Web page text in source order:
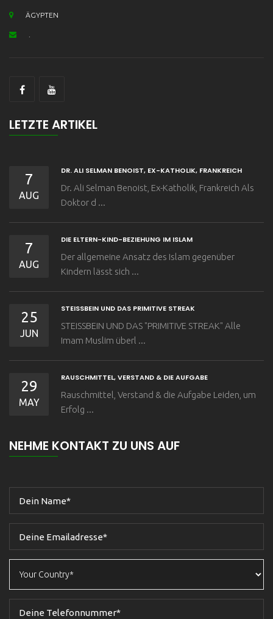
ÄGYPTEN
LETZTE ARTIKEL
7
AUG
DR. ALI SELMAN BENOIST, EX-KATHOLIK, FRANKREICH
Dr. Ali Selman Benoist, Ex-Katholik, Frankreich Als
Doktor d ...
7
AUG
DIE ELTERN-KIND-BEZIEHUNG IM ISLAM
Der allgemeine Ansatz des Islam gegenüber
Kindern lässt sich ...
25
JUN
STEISSBEIN UND DAS PRIMITIVE STREAK
STEISSBEIN UND DAS "PRIMITIVE STREAK" Alle
Imam Muslim überl ...
29
MAY
RAUSCHMITTEL, VERSTAND & DIE AUFGABE
Rauschmittel, Verstand & die Aufgabe Leiden, um
Erfolg ...
NEHME KONTAKT ZU UNS AUF